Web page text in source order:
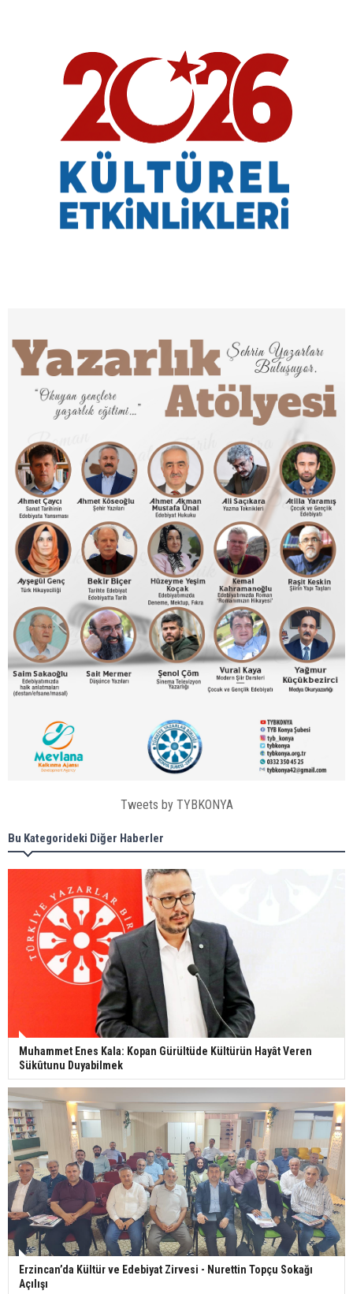
Tweets by TYBKONYA
Bu Kategorideki Diğer Haberler
Muhammet Enes Kala: Kopan Gürültüde Kültürün Hayât Veren
Sükûtunu Duyabilmek
Erzincan’da Kültür ve Edebiyat Zirvesi - Nurettin Topçu Sokağı
Açılışı